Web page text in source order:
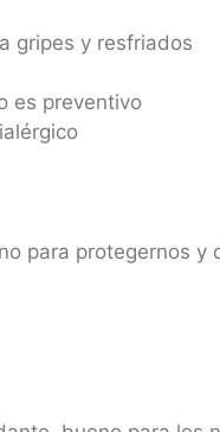
gripes y resfriados
es preventivo
para protegernos y